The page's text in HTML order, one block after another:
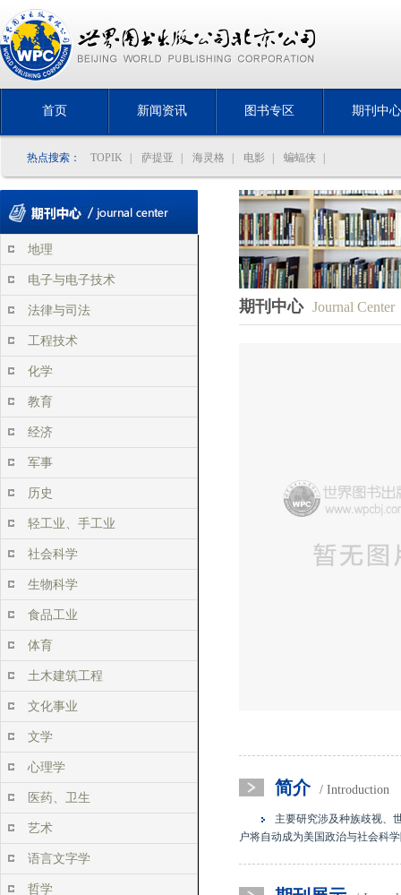
首页 新闻资讯 图书专区 期刊中心
热点搜索： TOPIK 萨提亚 海灵格 电影 蝙蝠侠
地理
电子与电子技术
法律与司法
工程技术
化学
教育
经济
军事
历史
轻工业、手工业
社会科学
生物科学
食品工业
体育
土木建筑工程
文化事业
文学
心理学
医药、卫生
艺术
语言文字学
哲学
期刊中心 Journal Center
简介 / Introduction
主要研究涉及种族歧视、
户将自动成为美国政治与社会科